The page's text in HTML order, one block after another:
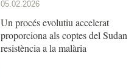
05.02.2026
Un procés evolutiu accelerat
proporciona als coptes del Sudan
resistència a la malària